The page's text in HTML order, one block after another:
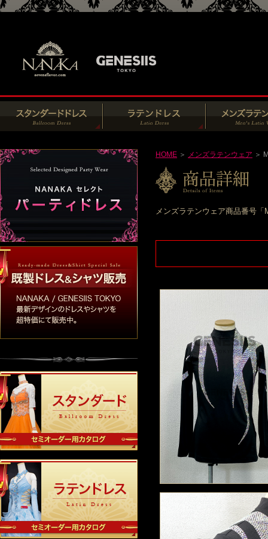
HOME ＞ メンズラテンウェア ＞
メンズラテンウェア商品番号